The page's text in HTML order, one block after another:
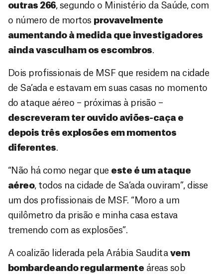
outras 266, segundo o Ministério da Saúde, com
o número de mortos provavelmente
aumentando à medida que investigadores
ainda vasculham os escombros.
Dois profissionais de MSF que residem na cidade
de Sa’ada e estavam em suas casas no momento
do ataque aéreo – próximas à prisão –
descreveram ter ouvido aviões-caça e
depois três explosões em momentos
diferentes.
“Não há como negar que este é um ataque
aéreo, todos na cidade de Sa’ada ouviram”, disse
um dos profissionais de MSF. “Moro a um
quilômetro da prisão e minha casa estava
tremendo com as explosões”.
A coalizão liderada pela Arábia Saudita vem
bombardeando regularmente áreas sob